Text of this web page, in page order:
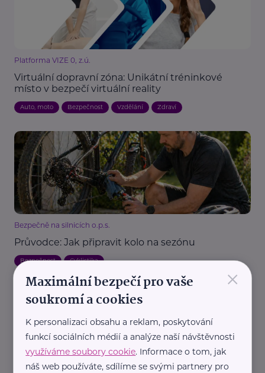
Platforma VIZE 0, z.ú.
Virtuální dopravní zóna: Unikátní tréninkové
místo v bezpečí virtuální reality
Auto, moto Bezpečnost Vzdělání Zdraví
Bezpečně na silnicích o.p.s.
Průvodce: Jak připravit kolo na sezónu
Bezpečnost Cyklistika
×
Maximální bezpečí pro vaše
soukromí a cookies
K personalizaci obsahu a reklam, poskytování
funkcí sociálních médií a analýze naší návštěvnosti
využíváme soubory cookie. Informace o tom, jak
náš web používáte, sdílíme se svými partnery pro